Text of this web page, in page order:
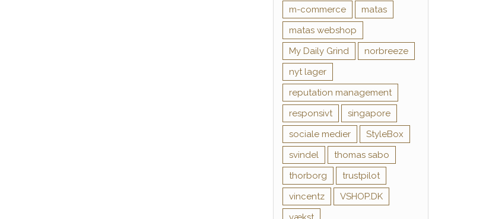
m-commerce
matas
matas webshop
My Daily Grind
norbreeze
nyt lager
reputation management
responsivt
singapore
sociale medier
StyleBox
svindel
thomas sabo
thorborg
trustpilot
vincentz
VSHOP.DK